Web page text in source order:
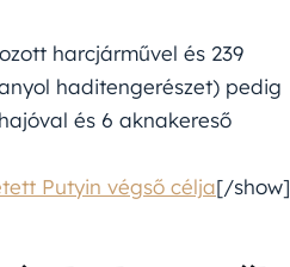
harcjárművel és 239
haditengerészet) pedig
és 6 aknakereső
Putyin végső célja[/show]